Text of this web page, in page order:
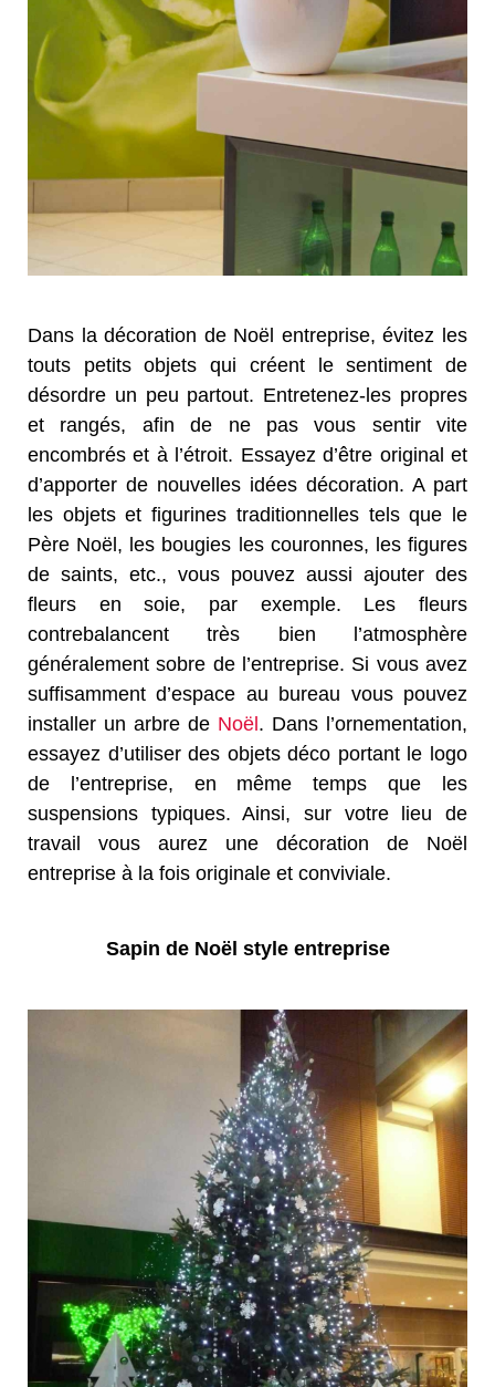
Dans la décoration de Noël entreprise, évitez les
touts petits objets qui créent le sentiment de
désordre un peu partout. Entretenez-les propres
et rangés, afin de ne pas vous sentir vite
encombrés et à l’étroit. Essayez d’être original et
d’apporter de nouvelles idées décoration. A part
les objets et figurines traditionnelles tels que le
Père Noël, les bougies les couronnes, les figures
de saints, etc., vous pouvez aussi ajouter des
fleurs en soie, par exemple. Les fleurs
contrebalancent très bien l’atmosphère
généralement sobre de l’entreprise. Si vous avez
suffisamment d’espace au bureau vous pouvez
installer un arbre de Noël . Dans l’ornementation,
essayez d’utiliser des objets déco portant le logo
de l’entreprise, en même temps que les
suspensions typiques. Ainsi, sur votre lieu de
travail vous aurez une décoration de Noël
entreprise à la fois originale et conviviale.
Sapin de Noël style entreprise